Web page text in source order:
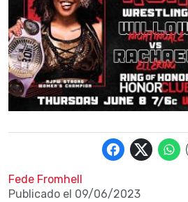
Fede Fromhell
Publicado el 09/06/2023